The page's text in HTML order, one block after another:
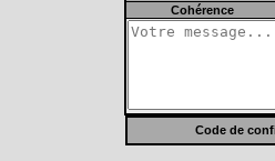
Cohérence
Code de